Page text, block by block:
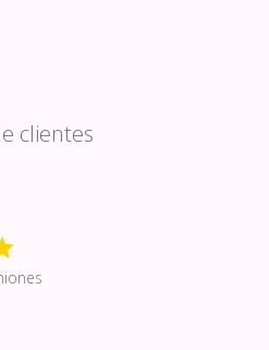
clientes